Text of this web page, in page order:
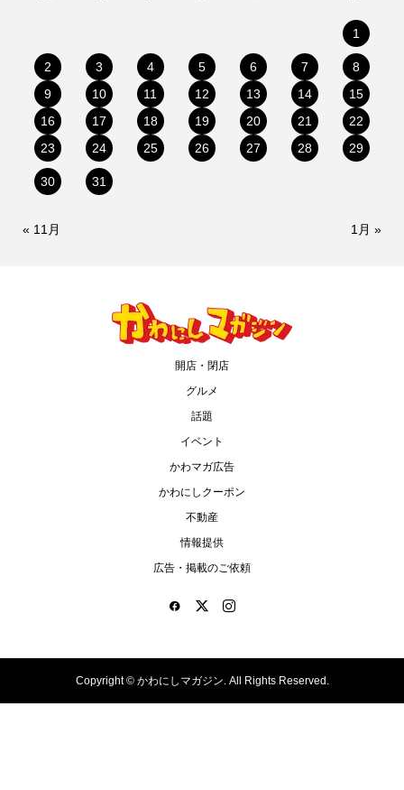
1
2 3 4 5 6 7
8
9
10 11 12 13 14
15
16
17 18 19 20 21
22
23
24 25 26 27 28 29
30 31
« 11月 1月 »
開店・閉店
グルメ
話題
イベント
かわマガ広告
かわにしクーポン
不動産
情報提供
広告・掲載のご依頼
Copyright ©かわにしマガジン. All Rights Reserved.